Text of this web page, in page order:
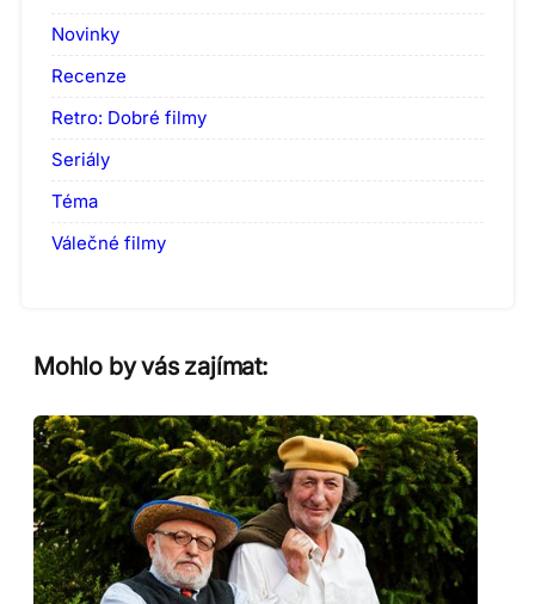
Novinky
Recenze
Retro: Dobré filmy
Seriály
Téma
Válečné filmy
Mohlo by vás zajímat: